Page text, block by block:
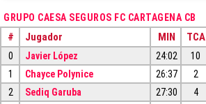
GRUPO CAESA SEGUROS FC CARTAGENA CB
# Jugador MIN TCA
0 Javier López 24:02 10
1
Chayce Polynice 26:37 2
2
Sediq Garuba 27:30 4